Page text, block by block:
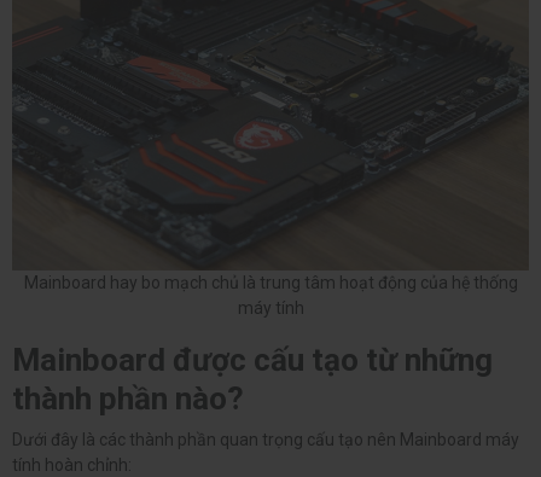
Mainboard hay bo mạch chủ là trung tâm hoạt động của hệ thống
máy tính
Mainboard được cấu tạo từ những
thành phần nào?
Dưới đây là các thành phần quan trọng cấu tạo nên Mainboard máy
tính hoàn chỉnh: